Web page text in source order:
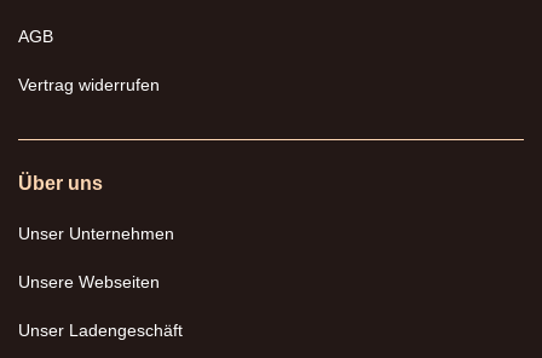
AGB
Vertrag widerrufen
Über uns
Unser Unternehmen
Unsere Webseiten
Unser Ladengeschäft